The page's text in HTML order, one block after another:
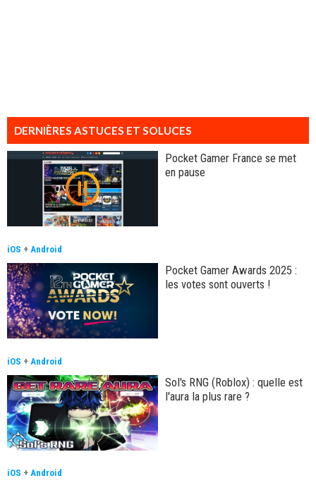
DERNIÈRES ASTUCES ET SOLUCES
Pocket Gamer France se met
en pause
iOS + Android
Pocket Gamer Awards 2025 :
les votes sont ouverts !
iOS + Android
Sol's RNG (Roblox) : quelle est
l'aura la plus rare ?
iOS + Android